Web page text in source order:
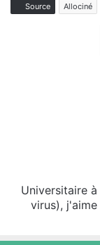
Source Allociné
Universitaire
virus),